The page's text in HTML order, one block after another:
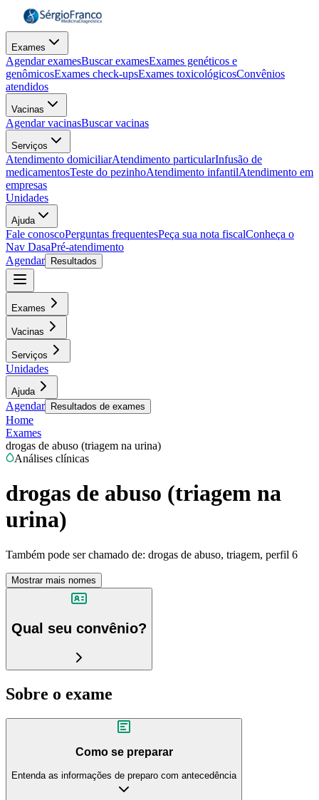
Exames
Agendar examesBuscar examesExames genéticos e
genômicosExames check-upsExames toxicológicosConvênios
atendidos
Vacinas
Agendar vacinasBuscar vacinas
Serviços
Atendimento domiciliarAtendimento particularInfusão de
medicamentosTeste do pezinhoAtendimento infantilAtendimento em
empresas
Unidades
Ajuda
Fale conoscoPerguntas frequentesPeça sua nota fiscalConheça o
Nav DasaPré-atendimento
Agendar
Resultados
Exames
Vacinas
Serviços
Unidades
Ajuda
Agendar Resultados de exames
Home
Exames
drogas de abuso (triagem na urina)
Análises clínicas
drogas de abuso (triagem na
urina)
Também pode ser chamado de: drogas de abuso, triagem, perfil 6
Mostrar mais nomes
Qual seu convênio?
Sobre o exame
Como se preparar
Entenda as informações de preparo com antecedência